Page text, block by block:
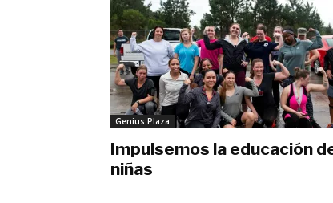
Genius Plaza
Impulsemos la educación
niñas